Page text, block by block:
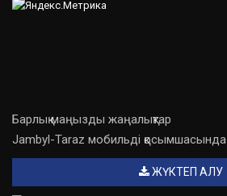
Барлық маңызды жаңалықтар
Jambyl-Taraz мобильді қосымшасында
ЖҮКТЕП АЛУ